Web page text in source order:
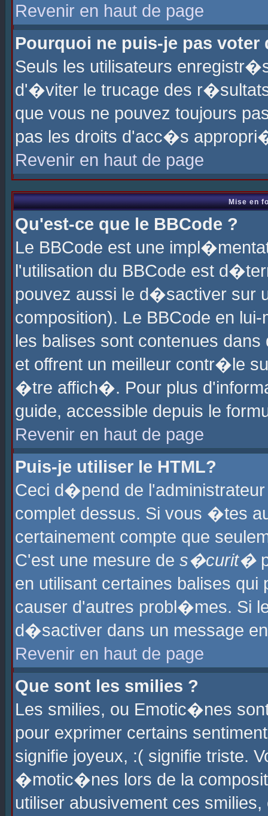
Revenir en haut de page
Pourquoi ne puis-je pas voter
Seuls les utilisateurs
d'�viter le trucage des
que vous ne pouvez toujours
pas les droits d'acc�s
Revenir en haut de page
Mise en
Qu'est-ce que le BBCode ?
Le BBCode est une
l'utilisation du BBCode est
pouvez aussi le d�sactiver sur
composition). Le BBCode en
les balises sont contenues
et offrent un meilleur contr�le
�tre affich�. Pour plus
guide, accessible depuis le
Revenir en haut de page
Puis-je utiliser le HTML?
Ceci d�pend de
complet dessus. Si vous �tes
certainement compte que
C'est une mesure de s�curit�
en utilisant certaines balises
causer d'autres probl�mes. Si
d�sactiver dans un message
Revenir en haut de page
Que sont les smilies ?
Les smilies, ou Emotic�nes
pour exprimer certains
signifie joyeux, :( signifie triste.
�motic�nes lors de la
utiliser abusivement ces